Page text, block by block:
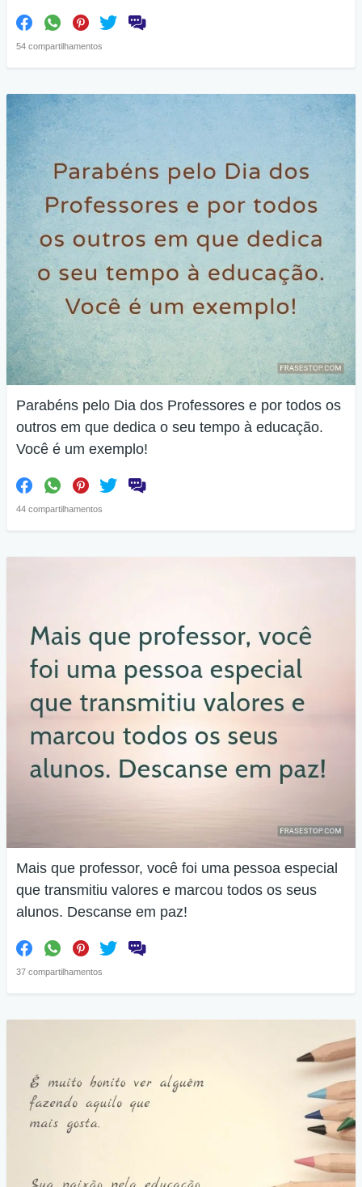
54 compartilhamentos
Parabéns pelo Dia dos Professores e por todos os
outros em que dedica o seu tempo à educação.
Você é um exemplo!
44 compartilhamentos
Mais que professor, você foi uma pessoa especial
que transmitiu valores e marcou todos os seus
alunos. Descanse em paz!
37 compartilhamentos